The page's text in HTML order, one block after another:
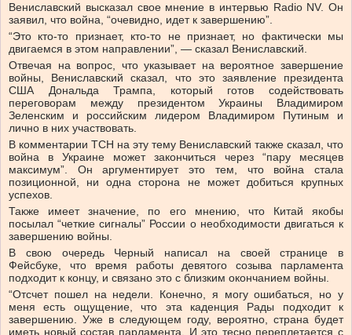
Вениславский высказал свое мнение в интервью Radio NV. Он
заявил, что война, “очевидно, идет к завершению”.
“Это кто-то признает, кто-то не признает, но фактически мы
двигаемся в этом направлении”, — сказал Вениславский.
Отвечая на вопрос, что указывает на вероятное завершение
войны, Вениславский сказал, что это заявление президента
США Дональда Трампа, который готов содействовать
переговорам между президентом Украины Владимиром
Зеленским и российским лидером Владимиром Путиным и
лично в них участвовать.
В комментарии ТСН на эту тему Вениславский также сказал, что
война в Украине может закончиться через “пару месяцев
максимум”. Он аргументирует это тем, что война стала
позиционной, ни одна сторона не может добиться крупных
успехов.
Также имеет значение, по его мнению, что Китай якобы
посылал “четкие сигналы” России о необходимости двигаться к
завершению войны.
В свою очередь Черный написал на своей странице в
Фейсбуке, что время работы девятого созыва парламента
подходит к концу, и связано это с близким окончанием войны.
“Отсчет пошел на недели. Конечно, я могу ошибаться, но у
меня есть ощущение, что эта каденция Рады подходит к
завершению. Уже в следующем году, вероятно, страна будет
иметь новый состав парламента. И это тесно переплетается с